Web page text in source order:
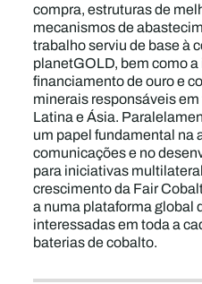
compra, estruturas de
mecanismos de
trabalho serviu de base à
planetGOLD, bem como
financiamento de ouro e
minerais responsáveis
Latina e Ásia.
um papel fundamental na
comunicações e no
para iniciativas
crescimento da Fair
a numa plataforma global
interessadas em toda a
baterias de cobalto.